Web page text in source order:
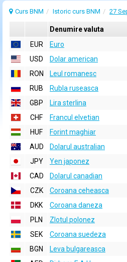
Curs BNM Istoric curs BNM 27
Denumire valuta
EUR
Euro
USD
Dolar american
RON
Leul romanesc
RUB
Rubla ruseasca
GBP
Lira sterlina
CHF
Francul elvetian
HUF
Forint maghiar
AUD
Dolarul australian
JPY
Yen japonez
CAD
Dolarul canadian
CZK
Coroana ceheasca
DKK
Coroana daneza
PLN
Zlotul polonez
SEK
Coroana suedeza
BGN
Leva bulgareasca